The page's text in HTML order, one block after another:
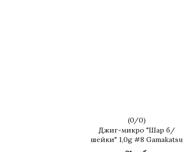
(0/0)
Джиг-микро "Шар б/
шейки" 1,0g #8 Gamakatsu